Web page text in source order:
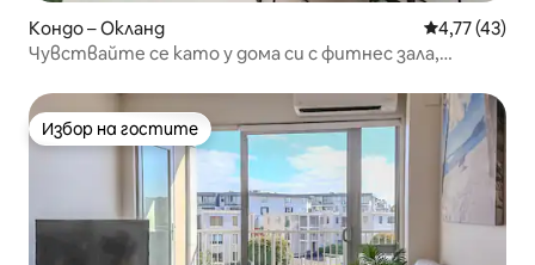
Кондо – Окланд Средна
4,77 (43)
Чувствайте се като у дома си с фитнес зала,
Избор на гостите
Избор на гостите